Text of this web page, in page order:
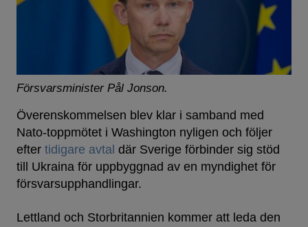
Försvarsminister Pål Jonson.
Överenskommelsen blev klar i samband med
Nato-toppmötet i Washington nyligen och följer
efter tidigare avtal där Sverige förbinder sig stöd
till Ukraina för uppbyggnad av en myndighet för
försvarsupphandlingar.
Lettland och Storbritannien kommer att leda den